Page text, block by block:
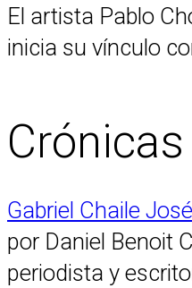
El artista Pablo
inicia su vínculo
Crónicas
Gabriel Chaile
por Daniel Benoit
periodista y